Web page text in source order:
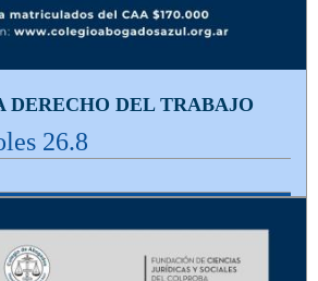
DERECHO DEL TRABAJO
26.8